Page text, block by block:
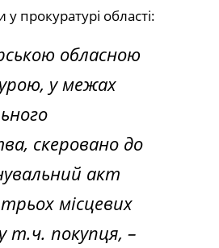
прокуратурі області:
обласною
у межах
скеровано до
акт
місцевих
т.ч. покупця, –